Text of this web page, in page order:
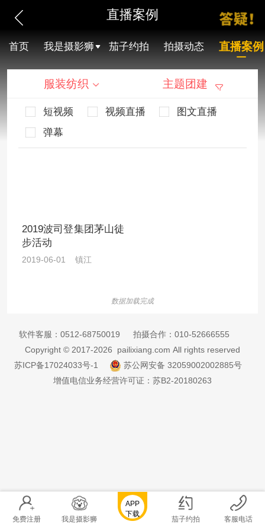
直播案例
首页 我是摄影狮 茄子约拍 拍摄动态 直播案例
服装纺织 主题团建
短视频 视频直播
图文直播
弹幕
2019波司登集团茅山徒
步活动
2019-06-01 镇江
数据加载完成
软件客服： 0512-68750019 拍摄合作： 010-52666555
Copyright © 2017-2026 pailixiang.com All rights reserved
苏ICP备17024033号-1
苏公网安备 32059002002885号
增值电信业务经营许可证：苏B2-20180263
免费注册 我是摄影狮
APP
下载
茄子约拍 客服电话